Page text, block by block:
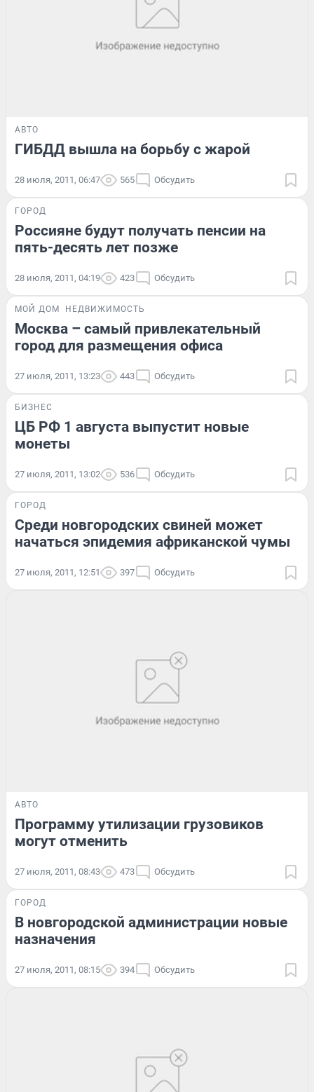
АВТО
ГИБДД вышла на борьбу с жарой
28 июля, 2011, 06:47 565 Обсудить
ГОРОД
Россияне будут получать пенсии на
пять-десять лет позже
28 июля, 2011, 04:19 423 Обсудить
МОЙ ДОМ НЕДВИЖИМОСТЬ
Москва – самый привлекательный
город для размещения офиса
27 июля, 2011, 13:23 443 Обсудить
БИЗНЕС
ЦБ РФ 1 августа выпустит новые
монеты
27 июля, 2011, 13:02 536 Обсудить
ГОРОД
Среди новгородских свиней может
начаться эпидемия африканской чумы
27 июля, 2011, 12:51 397 Обсудить
АВТО
Программу утилизации грузовиков
могут отменить
27 июля, 2011, 08:43 473 Обсудить
ГОРОД
В новгородской администрации новые
назначения
27 июля, 2011, 08:15 394 Обсудить